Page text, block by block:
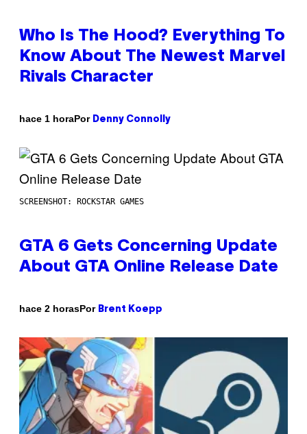
Who Is The Hood? Everything To
Know About The Newest Marvel
Rivals Character
hace 1 horaPor Denny Connolly
SCREENSHOT: ROCKSTAR GAMES
GTA 6 Gets Concerning Update
About GTA Online Release Date
hace 2 horasPor Brent Koepp